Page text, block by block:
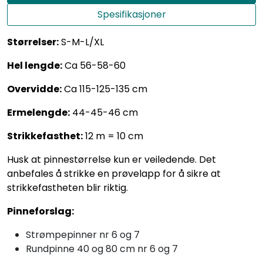
Spesifikasjoner
Størrelser:S-M-L/XL
Hel lengde:Ca 56-58-60
Overvidde:Ca 115-125-135 cm
Ermelengde: 44-45-46 cm
Strikkefasthet:12 m = 10 cm
Husk at pinnestørrelse kun er veiledende. Det
anbefales å strikke en prøvelapp for å sikre at
strikkefastheten blir riktig.
Pinneforslag:
Strømpepinner nr 6 og 7
Rundpinne 40 og 80 cm nr 6 og 7